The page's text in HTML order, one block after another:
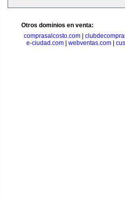
Otros dominios en venta:
comprasalcosto.com
e-ciudad.com| webventas.com|